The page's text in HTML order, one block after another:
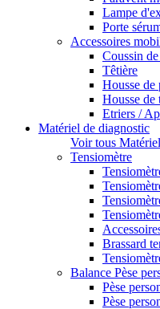
Lampe
Porte
Accessoires
Coussin de
Têtière
Housse de
Housse de
Etriers /
Matériel de diagnostic
Voir tous
Tensiomètre
Brassard
Balance Pèse
Pèse
Pèse